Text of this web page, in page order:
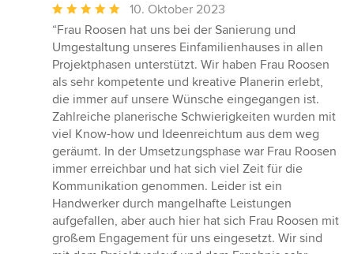
Durchschnittliche
Bewertung:
5
von
5
Sternen
10. Oktober 2023
“Frau Roosen hat uns bei der Sanierung und
Umgestaltung unseres Einfamilienhauses in allen
Projektphasen unterstützt. Wir haben Frau Roosen
als sehr kompetente und kreative Planerin erlebt,
die immer auf unsere Wünsche eingegangen ist.
Zahlreiche planerische Schwierigkeiten wurden mit
viel Know-how und Ideenreichtum aus dem weg
geräumt. In der Umsetzungsphase war Frau Roosen
immer erreichbar und hat sich viel Zeit für die
Kommunikation genommen. Leider ist ein
Handwerker durch mangelhafte Leistungen
aufgefallen, aber auch hier hat sich Frau Roosen mit
großem Engagement für uns eingesetzt. Wir sind